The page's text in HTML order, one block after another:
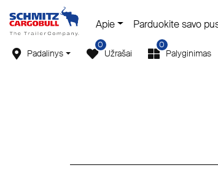
Padalinys Užrašai
0
Palyginimas
0
Apie Parduokite savo